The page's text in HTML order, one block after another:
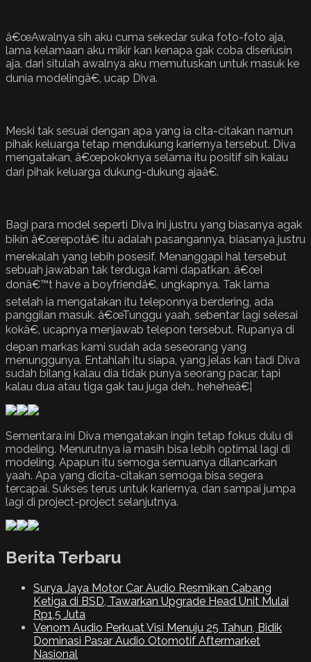
â€œAwalnya sih aku cuma sekedar suka foto-foto aja,
lama kelamaan aku mikir kan kenapa gak coba diseriusin
aja, dari situlah awalnya aku memutuskan untuk masuk ke
dunia modelingâ€, ucap Diva.
Meski tak sesuai dengan apa yang ia cita-citakan namun
pihak keluarga tetap mendukung kariernya tersebut. Diva
mengatakan, â€œpokoknya selama itu positif sih kalau
dari pihak keluarga dukung-dukung ajaâ€.
Bagi para model seperti Diva ini justru yang biasanya agak
bikin â€œrepotâ€ itu adalah pasangannya, biasanya justru
merekalah yang lebih posesif. Menanggapi hal tersebut
sebuah jawaban tak terduga kami dapatkan. â€œI
donâ€™t have a boyfriendâ€, ungkapnya. Tak lama
setelah ia mengatakan itu teleponnya berdering, ada
panggilan masuk. â€œTunggu yaah, sebentar lagi selesai
kokâ€, ucapnya menjawab telepon tersebut. Rupanya di
depan markas kami sudah ada seseorang yang
menunggunya. Entahlah itu siapa, yang jelas kan tadi Diva
sudah bilang kalau dia tidak punya seorang pacar, tapi
kalau dua atau tiga gak tau juga deh.. heheheâ€¦
Sementara ini Diva mengatakan ingin tetap fokus dulu di
modeling. Menurutnya ia masih bisa lebih optimal lagi di
modeling. Apapun itu semoga semuanya dilancarkan
yaah. Apa yang dicita-citakan semoga bisa segera
tercapai. Sukses terus untuk kariernya, dan sampai jumpa
lagi di project-project selanjutnya.
Berita Terbaru
Surya Jaya Motor Car Audio Resmikan Cabang
Ketiga di BSD, Tawarkan Upgrade Head Unit Mulai
Rp1,5 Juta
Venom Audio Perkuat Visi Menuju 25 Tahun, Bidik
Dominasi Pasar Audio Otomotif Aftermarket
Nasional